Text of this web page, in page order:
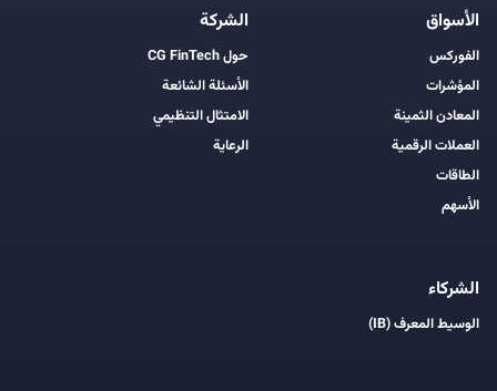
الأسواق
الفوركس
المؤشرات
المعادن الثمينة
العملات الرقمية
الطاقات
الأسهم
الشركة
حول CG FinTech
الأسئلة الشائعة
الامتثال التنظيمي
الرعاية
الشركاء
الوسيط المعرف (IB)